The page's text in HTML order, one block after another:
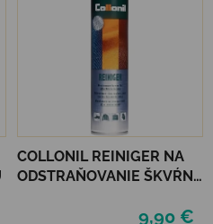
COLLONIL REINIGER NA
ODSTRAŇOVANIE ŠKVŔN
9,90 €